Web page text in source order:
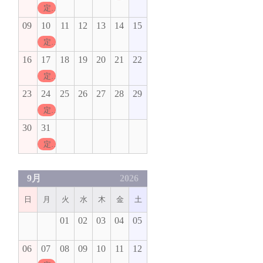
定休日
09 10
定休日
11 12 13 14 15
16 17
定休日
18 19 20 21 22
23 24
定休日
25 26 27 28 29
30 31
定休日
9月 2026
日 月 火 水 木 金 土
01 02 03 04 05
06 07 08 09 10 11 12